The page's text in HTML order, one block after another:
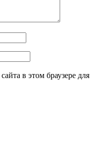
в этом браузере для